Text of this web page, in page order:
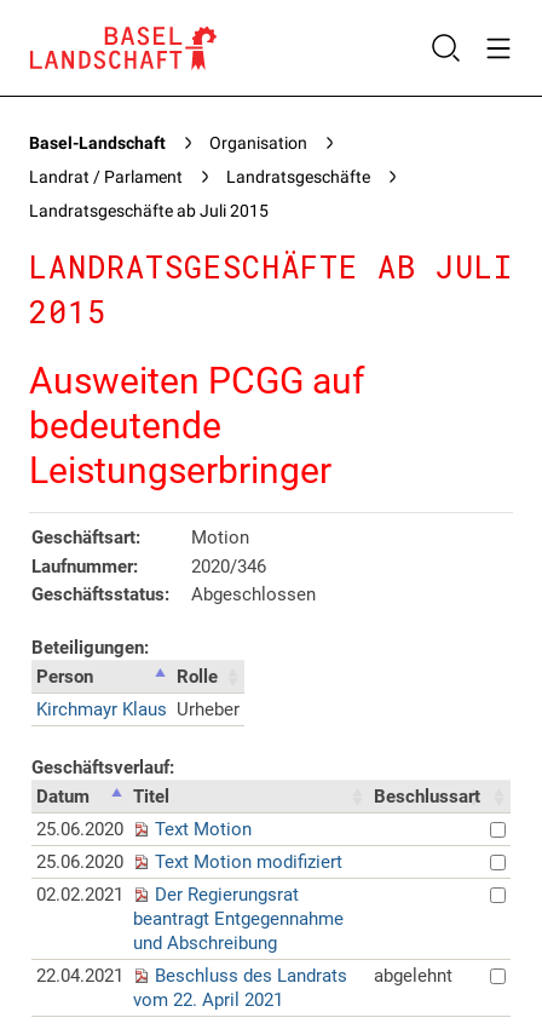
Basel-Landschaft
Organisation
Landrat / Parlament
Landratsgeschäfte
Landratsgeschäfte ab Juli 2015
LANDRATSGESCHÄFTE AB JULI
2015